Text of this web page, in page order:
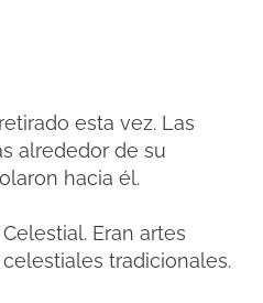
esta vez. Las
alrededor de su
hacia él.
Eran artes
tradicionales.